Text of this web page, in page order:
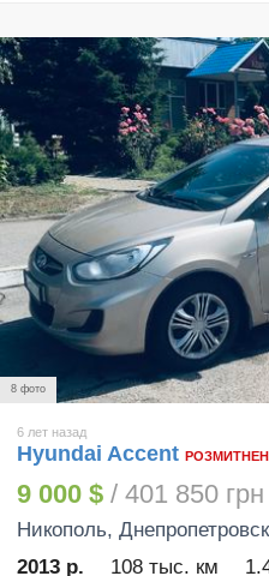
8 фото
6 лет назад
Hyundai Accent
9 000 $ / 401 850 грн
Никополь,
2013 р.
108 тыс. км